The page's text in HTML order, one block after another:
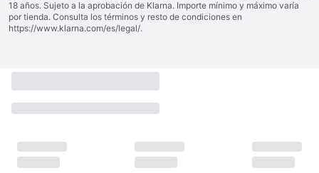
18 años. Sujeto a la aprobación de Klarna. Importe mínimo y máximo varía
por tienda. Consulta los términos y resto de condiciones en
https://www.klarna.com/es/legal/.